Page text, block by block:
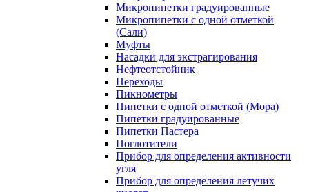
Микропипетки градуированные
Микропипетки с одной отметкой
(Сали)
Муфты
Насадки для экстрагирования
Нефтеотстойник
Переходы
Пикнометры
Пипетки с одной отметкой (Мора)
Пипетки градуированные
Пипетки Пастера
Поглотители
Прибор для определения активности
угля
Прибор для определения летучих